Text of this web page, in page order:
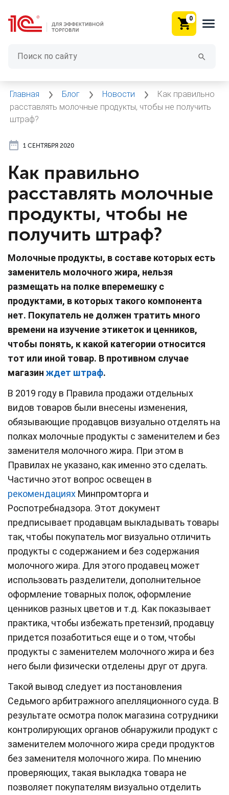
0
Главная Блог Новости
Как правильно
расставлять молочные продукты, чтобы не получить
штраф?
1 СЕНТЯБРЯ 2020
Как правильно
расставлять молочные
продукты, чтобы не
получить штраф?
Молочные продукты, в составе которых есть
заменитель молочного жира, нельзя
размещать на полке вперемешку с
продуктами, в которых такого компонента
нет. Покупатель не должен тратить много
времени на изучение этикеток и ценников,
чтобы понять, к какой категории относится
тот или иной товар. В противном случае
магазин ждет штраф.
В 2019 году в Правила продажи отдельных
видов товаров были внесены изменения,
обязывающие продавцов визуально отделять на
полках молочные продукты с заменителем и без
заменителя молочного жира. При этом в
Правилах не указано, как именно это сделать.
Частично этот вопрос освещен в
рекомендациях Минпромторга и
Роспотребнадзора. Этот документ
предписывает продавцам выкладывать товары
так, чтобы покупатель мог визуально отличить
продукты с содержанием и без содержания
молочного жира. Для этого продавец может
использовать разделители, дополнительное
оформление товарных полок, оформление
ценников разных цветов и т.д. Как показывает
практика, чтобы избежать претензий, продавцу
придется позаботиться еще и о том, чтобы
продукты с заменителем молочного жира и без
него были физически отделены друг от друга.
Такой вывод следует из постановления
Седьмого арбитражного апелляционного суда. В
результате осмотра полок магазина сотрудники
контролирующих органов обнаружили продукт с
заменителем молочного жира среди продуктов
без заменителя молочного жира. По мнению
проверяющих, такая выкладка товара не
позволяет покупателям визуально отделить